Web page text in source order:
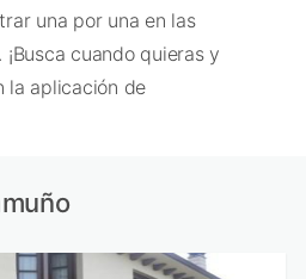
una por una en las
cuando quieras y
la aplicación de